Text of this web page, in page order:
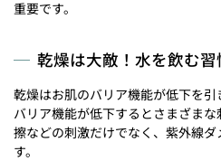
重要です。
乾燥は大敵！水を飲む習
乾燥はお肌のバリア機能が低下を引
バリア機能が低下するとさまざま
擦などの刺激だけでなく、紫外線
す。